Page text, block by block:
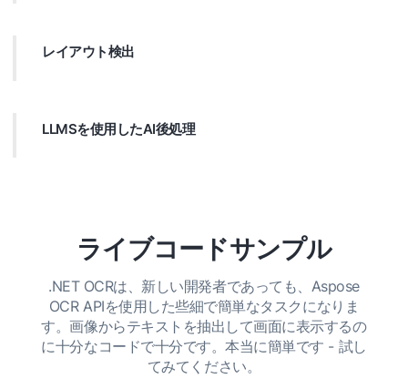
レイアウト検出
LLMSを使用したAI後処理
ライブコードサンプル
.NET OCRは、新しい開発者であっても、Aspose
OCR APIを使用した些細で簡単なタスクになりま
す。画像からテキストを抽出して画面に表示するの
に十分なコードで十分です。本当に簡単です - 試し
てみてください。